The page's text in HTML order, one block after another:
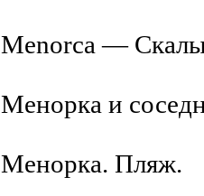
Menorca — Скалы
Менорка и
Менорка. Пляж.